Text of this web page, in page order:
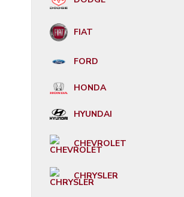
FIAT
FORD
HONDA
HYUNDAI
CHEVROLET
CHRYSLER